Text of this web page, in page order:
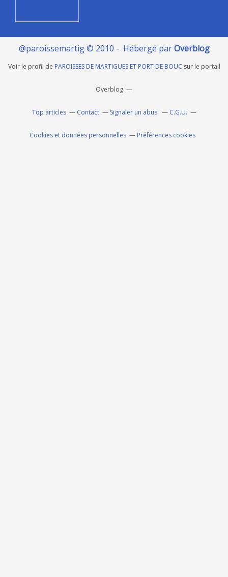
@paroissemartig © 2010 - Hébergé parOverblog
Voir le profil de PAROISSES DE MARTIGUES ET PORT DE BOUC sur le portail
Overblog
Top articles Contact Signaler un abus C.G.U.
Cookies et données personnelles Préférences cookies